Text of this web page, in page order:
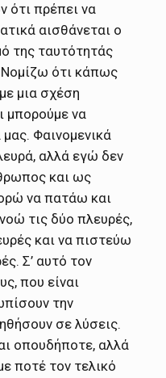
ότι πρέπει να
αισθάνεται ο
της ταυτότητάς
ότι κάπως
μια σχέση
μπορούμε να
Φαινομενικά
αλλά εγώ δεν
και ως
να πατάω και
τις δύο πλευρές,
και να πιστεύω
Σ’ αυτό τον
που είναι
την
σε λύσεις.
οπουδήποτε, αλλά
ποτέ τον τελικό